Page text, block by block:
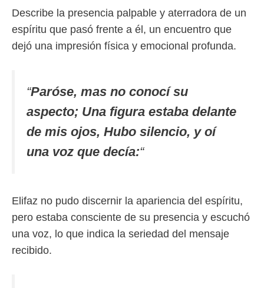
Describe la presencia palpable y aterradora de un
espíritu que pasó frente a él, un encuentro que
dejó una impresión física y emocional profunda.
“Paróse, mas no conocí su
aspecto; Una figura estaba delante
de mis ojos, Hubo silencio, y oí
una voz que decía:“
Elifaz no pudo discernir la apariencia del espíritu,
pero estaba consciente de su presencia y escuchó
una voz, lo que indica la seriedad del mensaje
recibido.